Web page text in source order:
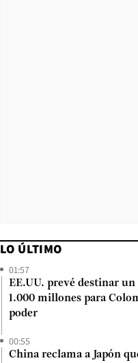
LO ÚLTIMO
01:57
EE.UU. prevé destinar un
1.000 millones para
poder
00:55
China reclama a Japón